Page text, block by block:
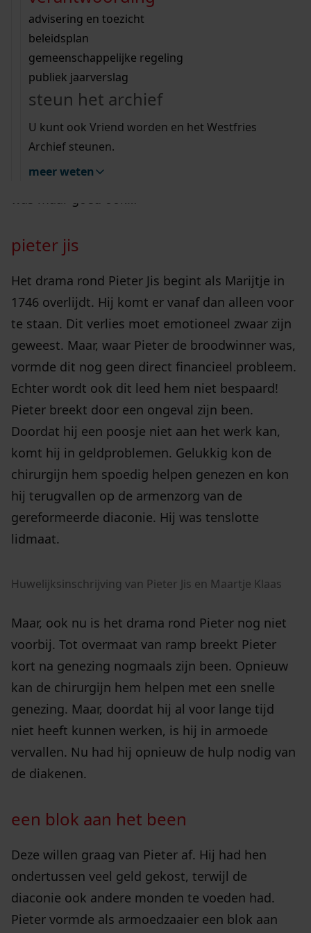
bouwvergunningen
omgevingsvergunningen
vergunningen
beeld en geluid
uitleg nodig?
Wij helpen u op weg met een aantal zoektips.
bekijk alle zoektips
Wij helpen u op weg met een aantal zoektips.
bekijk alle zoektips
bekijk ons geschiedenislokaal
advisering en toezicht
beleidsplan
gemeenschappelijke regeling
publiek jaarverslag
steun het archief
U kunt ook Vriend worden en het Westfries
Archief steunen.
meer weten
Soms kan er veel veranderen in een paar jaar
tijd. Zo leek Pieter Jis het voor 1745 goed voor
elkaar te hebben. Hij werkte als kleermaker in
Bovendien was hij getrouwd met Marijtje Klaas.
In 1740 zijn ze lidmaat geworden van de
gereformeerde kerkgemeente te Twisk, en dat
was maar goed ook…
pieter jis
Het drama rond Pieter Jis begint als Marijtje in
1746 overlijdt. Hij komt er vanaf dan alleen voor
te staan. Dit verlies moet emotioneel zwaar zijn
geweest. Maar, waar Pieter de broodwinner was,
vormde dit nog geen direct financieel probleem.
Echter wordt ook dit leed hem niet bespaard!
Pieter breekt door een ongeval zijn been.
Doordat hij een poosje niet aan het werk kan,
komt hij in geldproblemen. Gelukkig kon de
chirurgijn hem spoedig helpen genezen en kon
hij terugvallen op de armenzorg van de
gereformeerde diaconie. Hij was tenslotte
lidmaat.
Huwelijksinschrijving van Pieter Jis en Maartje Klaas
Maar, ook nu is het drama rond Pieter nog niet
voorbij. Tot overmaat van ramp breekt Pieter
kort na genezing nogmaals zijn been. Opnieuw
kan de chirurgijn hem helpen met een snelle
genezing. Maar, doordat hij al voor lange tijd
niet heeft kunnen werken, is hij in armoede
vervallen. Nu had hij opnieuw de hulp nodig van
de diakenen.
een blok aan het been
Deze willen graag van Pieter af. Hij had hen
ondertussen veel geld gekost, terwijl de
diaconie ook andere monden te voeden had.
Pieter vormde als armoedzaaier een blok aan